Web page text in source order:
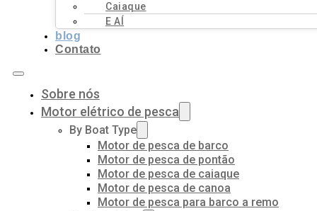
Caiaque
E AÍ
blog
Contato
Sobre nós
Motor elétrico de pesca
By Boat Type
Motor de pesca de barco
Motor de pesca de pontão
Motor de pesca de caiaque
Motor de pesca de canoa
Motor de pesca para barco a remo